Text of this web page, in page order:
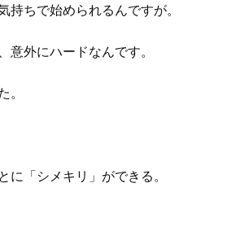
ちで始められるんですが。
外にハードなんです。
。
「シメキリ」ができる。